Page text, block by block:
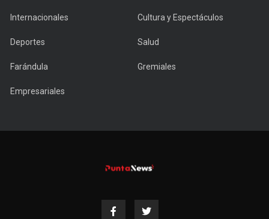
Internacionales Cultura y Espectáculos
Deportes Salud
Farándula Gremiales
Empresariales